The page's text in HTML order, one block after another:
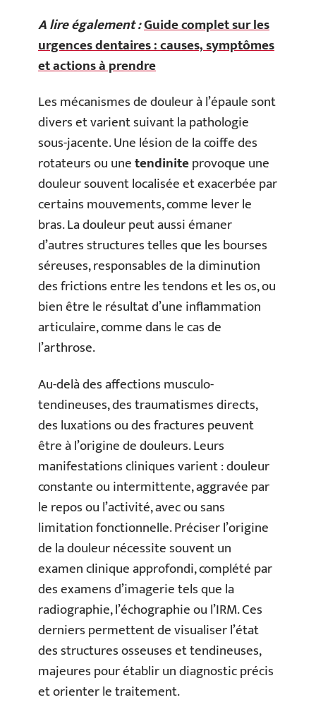
A lire également :Guide complet sur les
urgences dentaires : causes, symptômes
et actions à prendre
Les mécanismes de douleur à l’épaule sont
divers et varient suivant la pathologie
sous-jacente. Une lésion de la coiffe des
rotateurs ou unetendiniteprovoque une
douleur souvent localisée et exacerbée par
certains mouvements, comme lever le
bras. La douleur peut aussi émaner
d’autres structures telles que les bourses
séreuses, responsables de la diminution
des frictions entre les tendons et les os, ou
bien être le résultat d’une inflammation
articulaire, comme dans le cas de
l’arthrose.
Au-delà des affections musculo-
tendineuses, des traumatismes directs,
des luxations ou des fractures peuvent
être à l’origine de douleurs. Leurs
manifestations cliniques varient : douleur
constante ou intermittente, aggravée par
le repos ou l’activité, avec ou sans
limitation fonctionnelle. Préciser l’origine
de la douleur nécessite souvent un
examen clinique approfondi, complété par
des examens d’imagerie tels que la
radiographie, l’échographie ou l’IRM. Ces
derniers permettent de visualiser l’état
des structures osseuses et tendineuses,
majeures pour établir un diagnostic précis
et orienter le traitement.